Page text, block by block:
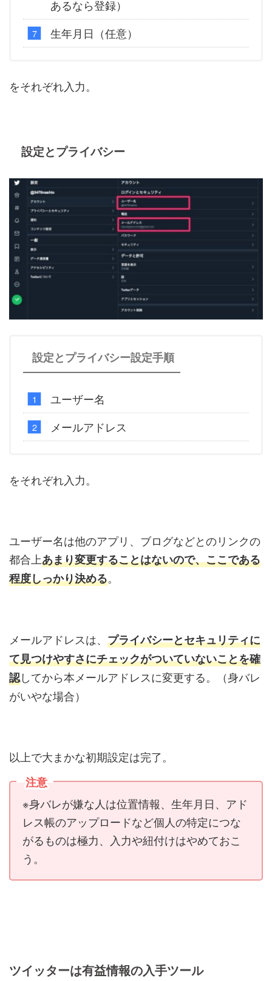
あるなら登録）
生年月日（任意）
をそれぞれ入力。
設定とプライバシー
設定とプライバシー設定手順
ユーザー名
メールアドレス
をそれぞれ入力。
ユーザー名は他のアプリ、ブログなどとのリンクの
都合上あまり変更することはないので、ここである
程度しっかり決める。
メールアドレスは、 プライバシーとセキュリティに
て見つけやすさにチェックがついていないことを確
認してから本メールアドレスに変更する。（身バレ
がいやな場合）
以上で大まかな初期設定は完了。
注意
※身バレが嫌な人は位置情報、生年月日、アド
レス帳のアップロードなど個人の特定につな
がるものは極力、入力や紐付けはやめておこ
う。
ツイッターは有益情報の入手ツール